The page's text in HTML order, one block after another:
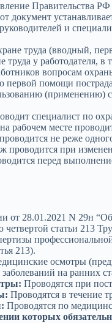
Правительства
документ
и
труда (вводный,
труда у работодателя,
вопросам
первой помощи
(применению)
специалист по
рабочем месте
не реже
проводится при
перед
от 28.01.2021 N 29н
статьи 213
213).
осмотры
на ранних
Проводятся при
Проводятся в течение
Проводятся по
которых